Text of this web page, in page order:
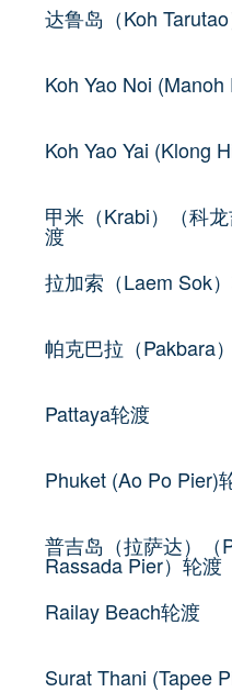
达鲁岛（Koh
Koh Yao Noi
Koh Yao Yai (Klong
甲米（Krabi）（科
渡
拉加索（Laem Sok
帕克巴拉（Pakbara
Pattaya轮渡
Phuket (Ao Po Pier)
普吉岛（拉萨达）（
Rassada Pier）轮渡
Railay Beach轮渡
Surat Thani (Tapee